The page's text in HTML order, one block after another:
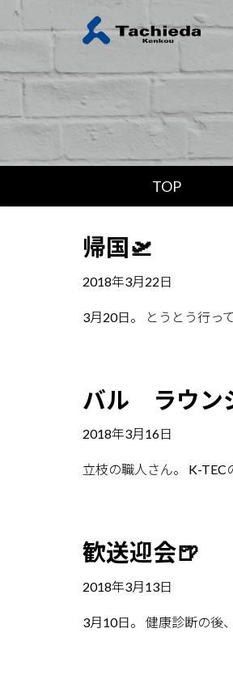
TOP
帰国🛫
2018年3月22日
3月20日。 とうとう行っ
バル ラウン
2018年3月16日
立枝の職人さん。 K-
歓送迎会🍺
2018年3月13日
3月10日。 健康診断の後